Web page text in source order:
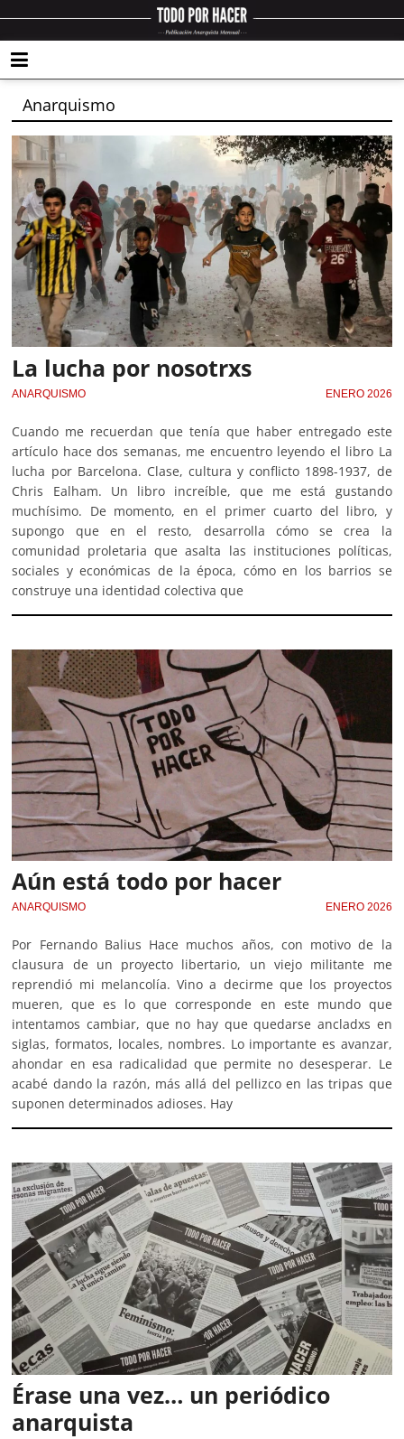
Anarquismo
La lucha por nosotrxs
ANARQUISMO ENERO 2026
Cuando me recuerdan que tenía que haber entregado este
artículo hace dos semanas, me encuentro leyendo el libro La
lucha por Barcelona. Clase, cultura y conflicto 1898-1937, de
Chris Ealham. Un libro increíble, que me está gustando
muchísimo. De momento, en el primer cuarto del libro, y
supongo que en el resto, desarrolla cómo se crea la
comunidad proletaria que asalta las instituciones políticas,
sociales y económicas de la época, cómo en los barrios se
construye una identidad colectiva que
Aún está todo por hacer
ANARQUISMO ENERO 2026
Por Fernando Balius Hace muchos años, con motivo de la
clausura de un proyecto libertario, un viejo militante me
reprendió mi melancolía. Vino a decirme que los proyectos
mueren, que es lo que corresponde en este mundo que
intentamos cambiar, que no hay que quedarse ancladxs en
siglas, formatos, locales, nombres. Lo importante es avanzar,
ahondar en esa radicalidad que permite no desesperar. Le
acabé dando la razón, más allá del pellizco en las tripas que
suponen determinados adioses. Hay
Érase una vez… un periódico
anarquista